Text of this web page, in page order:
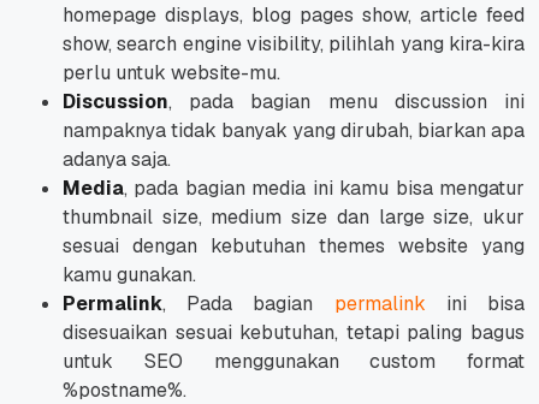
homepage displays, blog pages show, article feed
show, search engine visibility, pilihlah yang kira-kira
perlu untuk website-mu.
Discussion, pada bagian menu discussion ini
nampaknya tidak banyak yang dirubah, biarkan apa
adanya saja.
Media, pada bagian media ini kamu bisa mengatur
thumbnail size, medium size dan large size, ukur
sesuai dengan kebutuhan themes website yang
kamu gunakan.
Permalink, Pada bagian permalink ini bisa
disesuaikan sesuai kebutuhan, tetapi paling bagus
untuk SEO menggunakan custom format
%postname%.